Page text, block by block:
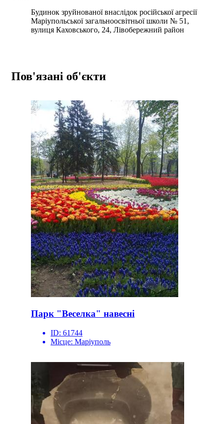
Будинок зруйнованої внаслідок російської агресії
Маріупольської загальноосвітньої школи № 51,
вулиця Каховського, 24, Лівобережний район
Пов'язані об'єкти
Парк "Веселка" навесні
ID: 61744
Місце: Маріуполь